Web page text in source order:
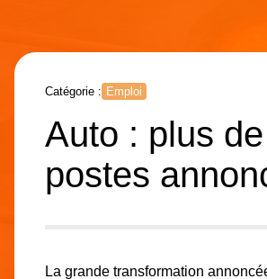
Catégorie : Emploi
Auto : plus
postes
La grande transformation